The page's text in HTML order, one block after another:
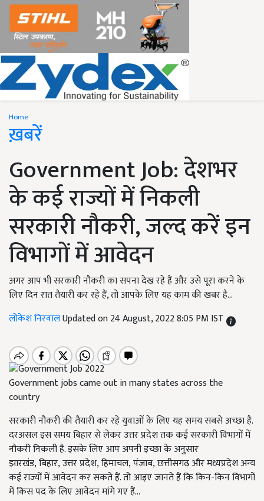
Home
ख़बरें
Government Job: देशभर
के कई राज्यों में निकली
सरकारी नौकरी, जल्द करें इन
विभागों में आवेदन
अगर आप भी सरकारी नौकरी का सपना देख रहे हैं और उसे पूरा करने के
लिए दिन रात तैयारी कर रहे हैं, तो आपके लिए यह काम की खबर है...
लोकेश निरवालUpdated on 24 August, 2022 8:05 PM IST
Government jobs came out in many states across the
country
सरकारी नौकरी की तैयारी कर रहे युवाओं के लिए यह समय सबसे अच्छा है.
दरअसल इस समय बिहार से लेकर उत्तर प्रदेश तक कई सरकारी विभागों में
नौकरी निकली हैं. इसके लिए आप अपनी इच्छा के अनुसार
झारखंड, बिहार, उत्तर प्रदेश, हिमाचल, पंजाब, छत्तीसगढ़ और मध्यप्रदेश अन्य
कई राज्यों में आवेदन कर सकते हैं. तो आइए जानते हैं कि किन-किन विभागों
में किस पद के लिए आवेदन मांगे गए हैं...